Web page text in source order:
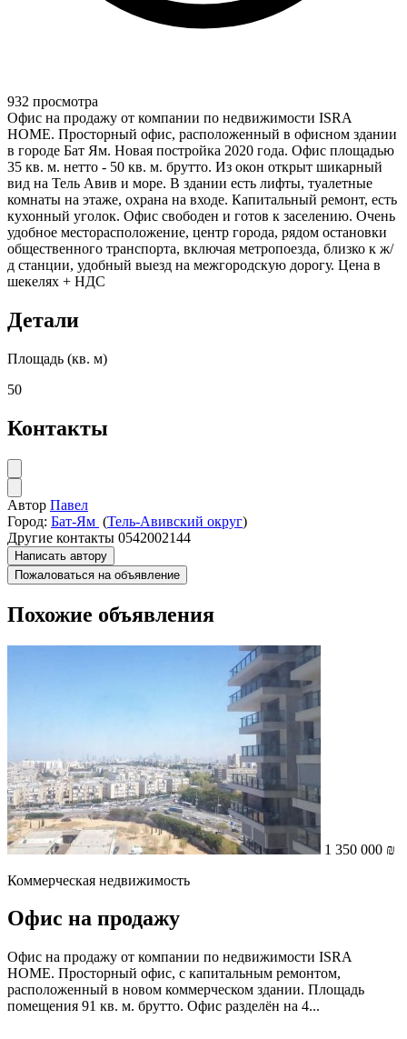
932 просмотра
Офис на продажу от компании по недвижимости ISRA
HOME. Просторный офис, расположенный в офисном здании
в городе Бат Ям. Новая постройка 2020 года. Офис площадью
35 кв. м. нетто - 50 кв. м. брутто. Из окон открыт шикарный
вид на Тель Авив и море. В здании есть лифты, туалетные
комнаты на этаже, охрана на входе. Капитальный ремонт, есть
кухонный уголок. Офис свободен и готов к заселению. Очень
удобное месторасположение, центр города, рядом остановки
общественного транспорта, включая метропоезда, близко к ж/
д станции, удобный выезд на межгородскую дорогу. Цена в
шекелях + НДС
Детали
Площадь (кв. м)
50
Контакты
Автор Павел
Город: Бат-Ям (Тель-Авивский округ)
Другие контакты 0542002144
Написать автору
Пожаловаться на объявление
Похожие объявления
1 350 000 ₪
Коммерческая недвижимость
Офис на продажу
Офис на продажу от компании по недвижимости ISRA
HOME. Просторный офис, с капитальным ремонтом,
расположенный в новом коммерческом здании. Площадь
помещения 91 кв. м. брутто. Офис разделён на 4...